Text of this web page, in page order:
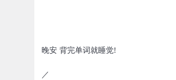
晚安 背完单词就睡觉!
／